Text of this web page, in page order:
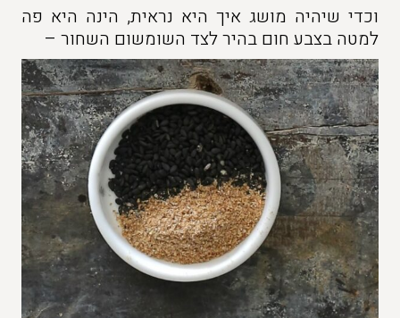
וכדי שיהיה מושג איך היא נראית, הינה היא פה
למטה בצבע חום בהיר לצד השומשום השחור –